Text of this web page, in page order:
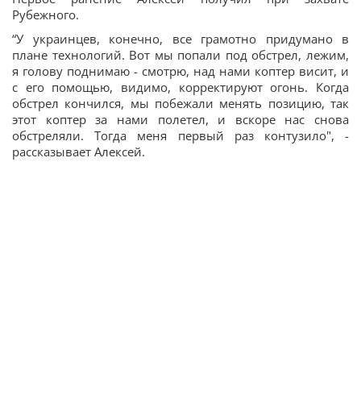
Рубежного.
“У украинцев, конечно, все грамотно придумано в
плане технологий. Вот мы попали под обстрел, лежим,
я голову поднимаю - смотрю, над нами коптер висит, и
с его помощью, видимо, корректируют огонь. Когда
обстрел кончился, мы побежали менять позицию, так
этот коптер за нами полетел, и вскоре нас снова
обстреляли. Тогда меня первый раз контузило", -
рассказывает Алексей.